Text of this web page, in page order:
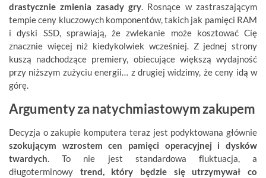
drastycznie zmienia zasady gry. Rosnące w zastraszającym
tempie ceny kluczowych komponentów, takich jak pamięci RAM
i dyski SSD, sprawiają, że zwlekanie może kosztować Cię
znacznie więcej niż kiedykolwiek wcześniej. Z jednej strony
kuszą nadchodzące premiery, obiecujące większą wydajność
przy niższym zużyciu energii… z drugiej widzimy, że ceny idą w
górę.
Argumenty za natychmiastowym zakupem
Decyzja o zakupie komputera teraz jest podyktowana głównie
szokującym wzrostem cen pamięci operacyjnej i dysków
twardych. To nie jest standardowa fluktuacja, a
długoterminowy trend, który będzie się utrzymywał co